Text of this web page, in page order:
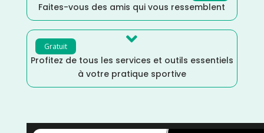
Faites-vous des amis qui vous ressemblent
Gratuit 
Profitez de tous les services et outils essentiels
à votre pratique sportive